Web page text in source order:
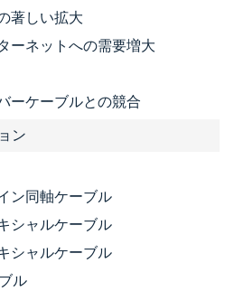
著しい拡大
ーネットへの需要増大
ーケーブルとの競合
ン
ン同軸ケーブル
シャルケーブル
シャルケーブル
ル